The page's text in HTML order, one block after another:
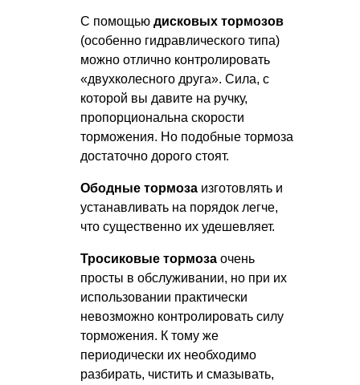
С помощью дисковых тормозов
(особенно гидравлического типа)
можно отлично контролировать
«двухколесного друга». Сила, с
которой вы давите на ручку,
пропорциональна скорости
торможения. Но подобные тормоза
достаточно дорого стоят.
Ободные тормоза изготовлять и
устанавливать на порядок легче,
что существенно их удешевляет.
Тросиковые тормоза очень
просты в обслуживании, но при их
использовании практически
невозможно контролировать силу
торможения. К тому же
периодически их необходимо
разбирать, чистить и смазывать,